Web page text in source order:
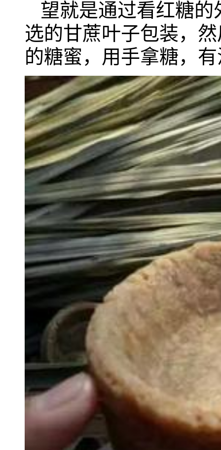
望就是通过看红糖
选的甘蔗叶子包装，
的糖蜜，用手拿糖，